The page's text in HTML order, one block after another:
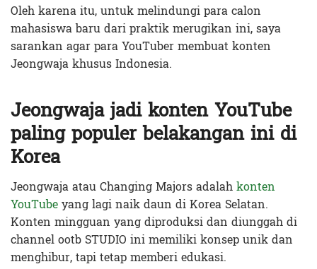
Oleh karena itu, untuk melindungi para calon
mahasiswa baru dari praktik merugikan ini, saya
sarankan agar para YouTuber membuat konten
Jeongwaja khusus Indonesia.
Jeongwaja jadi konten YouTube
paling populer belakangan ini di
Korea
Jeongwaja atau Changing Majors adalahkonten
YouTubeyang lagi naik daun di Korea Selatan.
Konten mingguan yang diproduksi dan diunggah di
channel ootb STUDIO ini memiliki konsep unik dan
menghibur, tapi tetap memberi edukasi.